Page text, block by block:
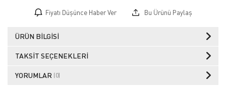
Fiyatı Düşünce Haber Ver Bu Ürünü Paylaş
ÜRÜN BILGISI
TAKSIT SEÇENEKLERI
YORUMLAR (0)